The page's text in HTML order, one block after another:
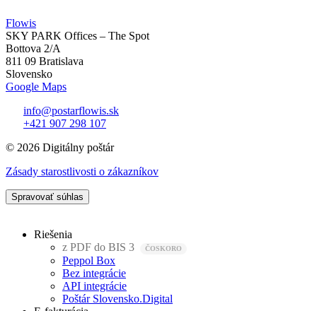
Flowis
SKY PARK Offices – The Spot
Bottova 2/A
811 09 Bratislava
Slovensko
Google Maps
info@postarflowis.sk
+421 907 298 107
© 2026 Digitálny poštár
Zásady starostlivosti o zákazníkov
Spravovať súhlas
Riešenia
z PDF do BIS 3
Peppol Box
Bez integrácie
API integrácie
Poštár Slovensko.Digital